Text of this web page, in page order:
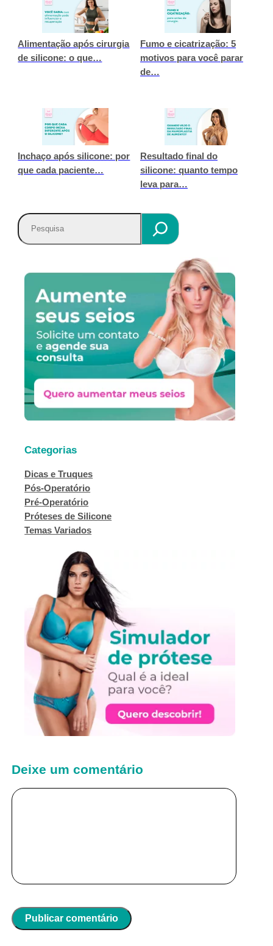
Alimentação após cirurgia
de silicone: o que…
Fumo e cicatrização: 5
motivos para você parar
de…
Inchaço após silicone: por
que cada paciente…
Resultado final do
silicone: quanto tempo
leva para…
P
e
Categorias
Dicas e Truques
Pós-Operatório
Pré-Operatório
Próteses de Silicone
Temas Variados
Deixe um comentário